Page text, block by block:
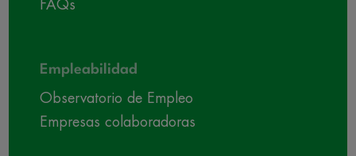
FAQs
Empleabilidad
Observatorio de Empleo
Empresas colaboradoras